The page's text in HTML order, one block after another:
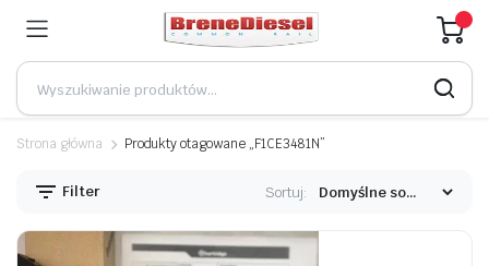
Strona główna Produkty otagowane „F1CE3481N”
Filter Sortuj: